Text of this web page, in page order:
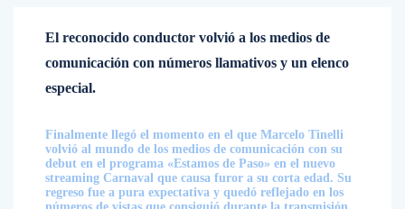
El reconocido conductor volvió a los medios de
comunicación con números llamativos y un elenco
especial.
Finalmente llegó el momento en el que Marcelo Tinelli
volvió al mundo de los medios de comunicación con su
debut en el programa «Estamos de Paso» en el nuevo
streaming Carnaval que causa furor a su corta edad. Su
regreso fue a pura expectativa y quedó reflejado en los